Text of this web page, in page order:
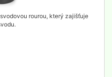
rourou, který zajišťuje